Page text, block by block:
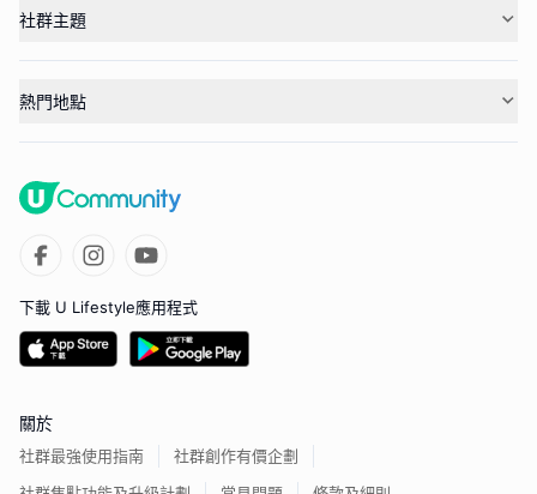
社群主題
熱門地點
下載 U Lifestyle應用程式
關於
社群最強使用指南
社群創作有價企劃